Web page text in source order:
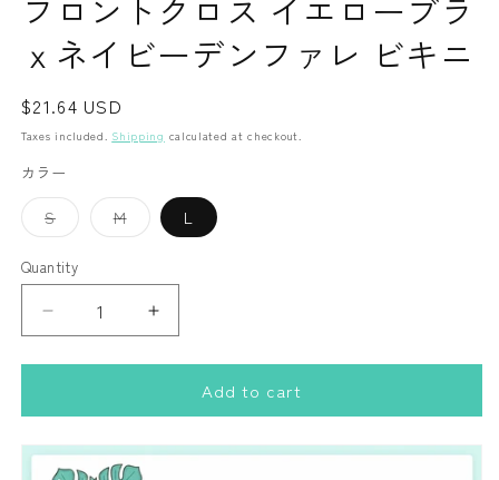
1
in
フロントクロス イエローブラ
ｘネイビーデンファレ ビキニ
Regular
price
$21.64 USD
Taxes included. Shipping calculated at checkout.
カラー
SVariant
sold
or
unavailable
MVariant
sold
unavailable
L
Quantity
Quantity
Decrease
quantity
for
ロ
ン
ト
Increase
quantity
for
ロ
ン
Add to cart